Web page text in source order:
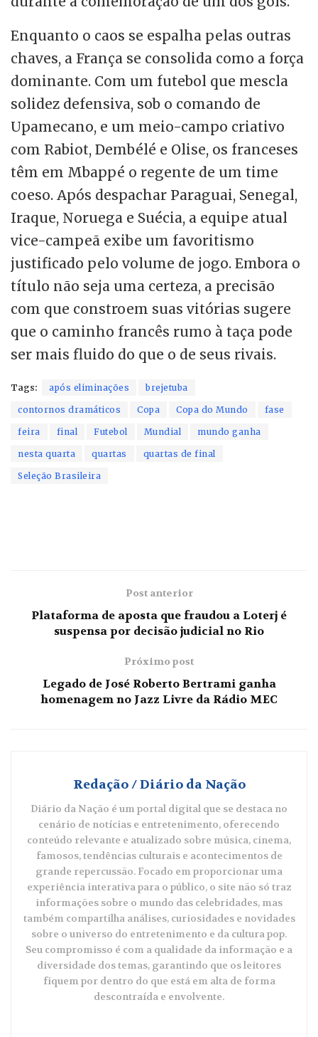
Enquanto o caos se espalha pelas outras
chaves, a França se consolida como a força
dominante. Com um futebol que mescla
solidez defensiva, sob o comando de
Upamecano, e um meio-campo criativo
com Rabiot, Dembélé e Olise, os franceses
têm em Mbappé o regente de um time
coeso. Após despachar Paraguai, Senegal,
Iraque, Noruega e Suécia, a equipe atual
vice-campeã exibe um favoritismo
justificado pelo volume de jogo. Embora o
título não seja uma certeza, a precisão
com que constroem suas vitórias sugere
que o caminho francês rumo à taça pode
ser mais fluido do que o de seus rivais.
Tags: após eliminações brejetuba
contornos dramáticos Copa Copa do Mundo fase
feira final Futebol Mundial mundo ganha
nesta quarta quartas quartas de final
Seleção Brasileira
Post anterior
Plataforma de aposta que fraudou a Loterj é
suspensa por decisão judicial no Rio
Próximo post
Legado de José Roberto Bertrami ganha
homenagem no Jazz Livre da Rádio MEC
Redação / Diário da Nação
Diário da Nação é um portal digital que se destaca no
cenário de notícias e entretenimento, oferecendo
conteúdo relevante e atualizado sobre música, cinema,
famosos, tendências culturais e acontecimentos de
grande repercussão. Focado em proporcionar uma
experiência interativa para o público, o site não só traz
informações sobre o mundo das celebridades, mas
também compartilha análises, curiosidades e novidades
sobre o universo do entretenimento e da cultura pop.
Seu compromisso é com a qualidade da informação e a
diversidade dos temas, garantindo que os leitores
fiquem por dentro do que está em alta de forma
descontraída e envolvente.